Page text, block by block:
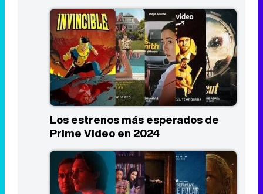
Los estrenos más esperados de
Prime Video en 2024